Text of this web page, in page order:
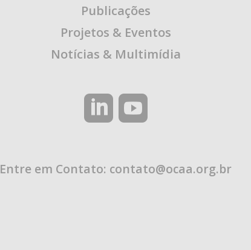
Publicações
Projetos & Eventos
Notícias & Multimídia
Entre em Contato: contato@ocaa.org.br